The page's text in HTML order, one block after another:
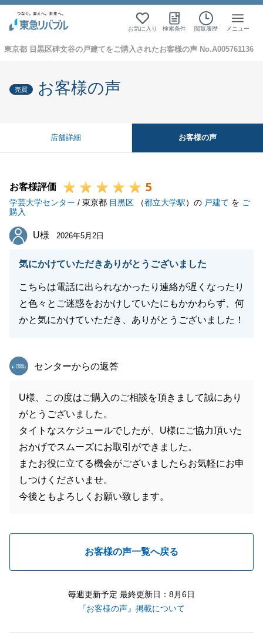
お気に入り 検索条件 閲覧履歴 メニュー
東京都 目黒区碑文谷の戸建てをご購入されたお客様の声 No.A005761136
売買 お客様の声
店舗詳細 お客様の声
お客様評価 5
学芸大学センター / 東京都 目黒区 （都立大学駅）の 戸建て を ご
購入
U様
U様 2026年5月2日
気にかけていただきありがとうございました
こちらは電話に出られなかったり連絡が遅くなったり
と色々とご迷惑をおかけしていたにもかかわらず、何
かと気にかけていただき、ありがとうございました！
東急リバブル
センターからの返答
U様、この度はご購入のご相談を頂きまして誠にあり
がとうございました。
タイトなスケジュールでしたが、U様にご協力頂いた
おかげでスムーズにお取引ができました。
またお役に立てる機会がございましたらお気軽にお申
しつけくださいませ。
今後ともよろしくお願い致します。
お客様の声一覧へ戻る
毎週更新予定 最終更新日：8月6日
『お客様の声』掲載について